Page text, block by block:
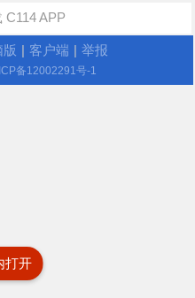
打开
C114 APP
版 客户端 举报
备12002291号-1